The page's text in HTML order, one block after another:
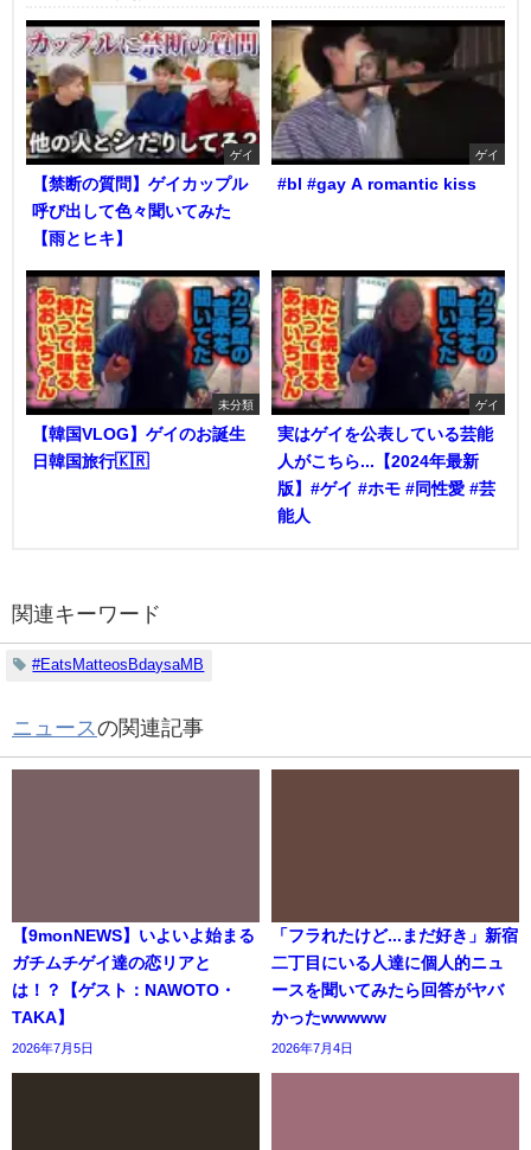
ゲイ
【禁断の質問】ゲイカップル
呼び出して色々聞いてみた
【雨とヒキ】
ゲイ
#bl #gay A romantic kiss
未分類
【韓国VLOG】ゲイのお誕生
日韓国旅行🇰🇷
ゲイ
実はゲイを公表している芸能
人がこちら...【2024年最新
版】#ゲイ #ホモ #同性愛 #芸
能人
関連キーワード
#EatsMatteosBdaysaMB
ニュースの関連記事
【9monNEWS】いよいよ始まる
ガチムチゲイ達の恋リアと
は！？【ゲスト：NAWOTO・
TAKA】
2026年7月5日
「フラれたけど...まだ好き」新宿
二丁目にいる人達に個人的ニュ
ースを聞いてみたら回答がヤバ
かったwwwww
2026年7月4日